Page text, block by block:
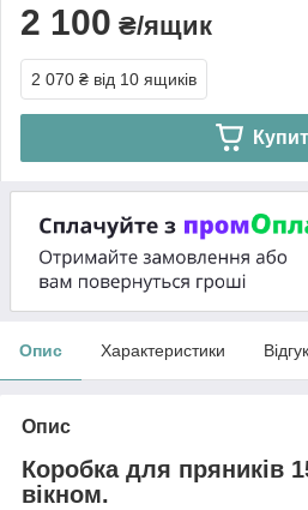
2 100 ₴/ящик
2 070 ₴ від 10 ящиків
Опис Характеристики
Опис
Коробка для пряників
вікном.